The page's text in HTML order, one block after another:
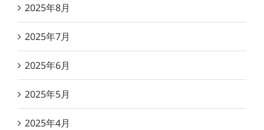
2025年8月
2025年7月
2025年6月
2025年5月
2025年4月